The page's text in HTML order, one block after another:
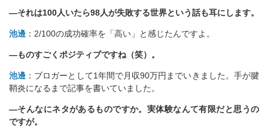
―それは100人いたら98人が失敗する世界という話も耳にします。
池邊 ：2/100の成功確率を「高い」と感じたんですよ。
―ものすごくポジティブですね（笑）。
池邊 ：ブロガーとして1年間で月収90万円までいきました。手が腱
鞘炎になるまで記事を書いていました。
―そんなにネタがあるものですか。実体験なんて有限だと思うの
ですが。